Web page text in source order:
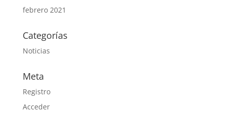
febrero 2021
Categorías
Noticias
Meta
Registro
Acceder